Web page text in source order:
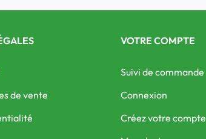
de vente
VOTRE COMPTE
Suivi de commande
Connexion
Créez votre compte